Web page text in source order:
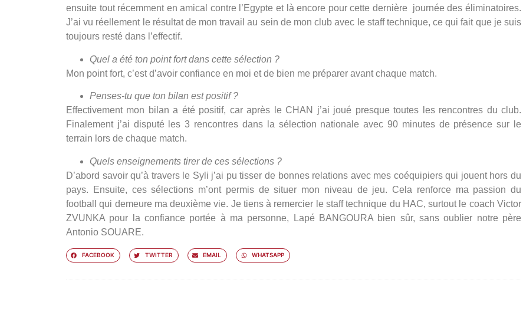
ensuite tout récemment en amical contre l’Egypte et là encore pour cette dernière journée des éliminatoires.
J’ai vu réellement le résultat de mon travail au sein de mon club avec le staff technique, ce qui fait que je suis
toujours resté dans l’effectif.
Quel a été ton point fort dans cette sélection ?
Mon point fort, c’est d’avoir confiance en moi et de bien me préparer avant chaque match.
Penses-tu que ton bilan est positif ?
Effectivement mon bilan a été positif, car après le CHAN j’ai joué presque toutes les rencontres du club.
Finalement j’ai disputé les 3 rencontres dans la sélection nationale avec 90 minutes de présence sur le
terrain lors de chaque match.
Quels enseignements tirer de ces sélections ?
D’abord savoir qu’à travers le Syli j’ai pu tisser de bonnes relations avec mes coéquipiers qui jouent hors du
pays. Ensuite, ces sélections m’ont permis de situer mon niveau de jeu. Cela renforce ma passion du
football qui demeure ma deuxième vie. Je tiens à remercier le staff technique du HAC, surtout le coach Victor
ZVUNKA pour la confiance portée à ma personne, Lapé BANGOURA bien sûr, sans oublier notre père
Antonio SOUARE.
FACEBOOK TWITTER EMAIL WHATSAPP